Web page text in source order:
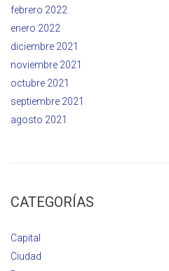
febrero 2022
enero 2022
diciembre 2021
noviembre 2021
octubre 2021
septiembre 2021
agosto 2021
CATEGORÍAS
Capital
Ciudad